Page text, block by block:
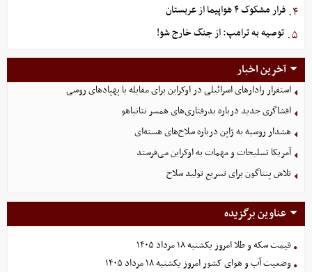
۴. فرار مشکوک ۴ هواپیما از عربستان
۵. توصیه به ترامپ: از جنگ خارج شو!
آخرین اخبار
استقرار رادارهای اسرائیلی در اوکراین برای مقابله با پهپادهای روسی
افشاگری جدید درباره بدرفتاری‌های همسر نتانیاهو
هشدار روسیه به ژاپن درباره سلاح‌های هسته‌ای
آمریکا تسلیحات و مهمات به اوکراین می‌فرستد
تلاش پنتاگون برای تسریع تولید سلاح
عناوین برگزیده
قیمت سکه و طلا امروز یکشنبه ۱۸ مرداد ۱۴۰۵
وضعیت آب و هوای کشور امروز یکشنبه ۱۸ مرداد ۱۴۰۵